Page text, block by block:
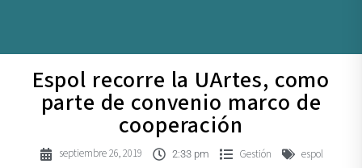
Espol recorre la UArtes, como
parte de convenio marco de
cooperación
septiembre 26, 2019 2:33 pm Gestión espol